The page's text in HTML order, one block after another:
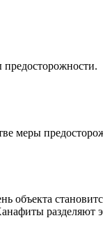
предосторожности.
меры
объекта
разделяют